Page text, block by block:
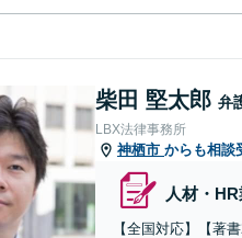
柴田 堅太郎 弁
LBX法律事務所
神栖市 からも相談
人材・
【全国対応】【著